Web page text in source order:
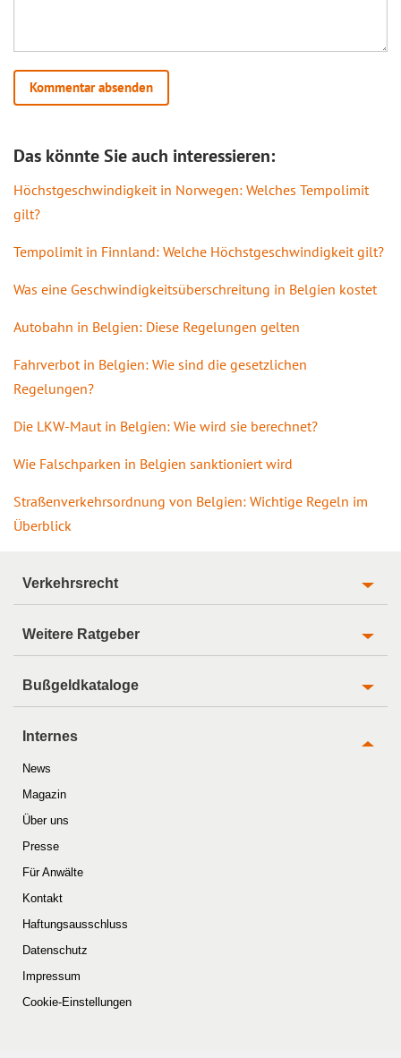
Das könnte Sie auch interessieren:
Höchstgeschwindigkeit in Norwegen: Welches Tempolimit
gilt?
Tempolimit in Finnland: Welche Höchstgeschwindigkeit gilt?
Was eine Geschwindigkeitsüberschreitung in Belgien kostet
Autobahn in Belgien: Diese Regelungen gelten
Fahrverbot in Belgien: Wie sind die gesetzlichen
Regelungen?
Die LKW-Maut in Belgien: Wie wird sie berechnet?
Wie Falschparken in Belgien sanktioniert wird
Straßenverkehrsordnung von Belgien: Wichtige Regeln im
Überblick
Verkehrsrecht
Weitere Ratgeber
Bußgeldkataloge
Internes
News
Magazin
Über uns
Presse
Für Anwälte
Kontakt
Haftungsausschluss
Datenschutz
Impressum
Cookie-Einstellungen